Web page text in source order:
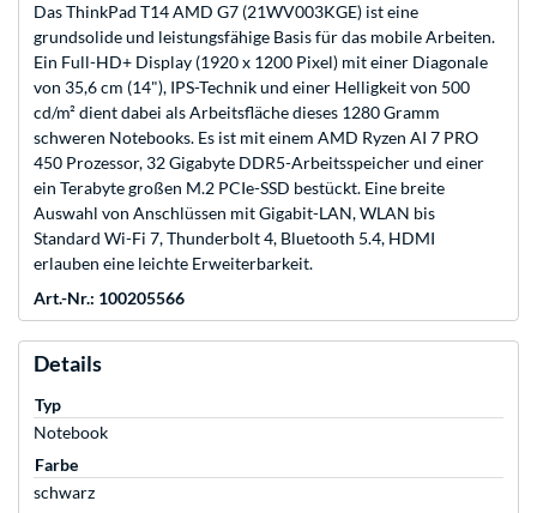
Das ThinkPad T14 AMD G7 (21WV003KGE) ist eine
grundsolide und leistungsfähige Basis für das mobile Arbeiten.
Ein Full-HD+ Display (1920 x 1200 Pixel) mit einer Diagonale
von 35,6 cm (14"), IPS-Technik und einer Helligkeit von 500
cd/m² dient dabei als Arbeitsfläche dieses 1280 Gramm
schweren Notebooks. Es ist mit einem AMD Ryzen AI 7 PRO
450 Prozessor, 32 Gigabyte DDR5-Arbeitsspeicher und einer
ein Terabyte großen M.2 PCIe-SSD bestückt. Eine breite
Auswahl von Anschlüssen mit Gigabit-LAN, WLAN bis
Standard Wi-Fi 7, Thunderbolt 4, Bluetooth 5.4, HDMI
erlauben eine leichte Erweiterbarkeit.
Art.-Nr.: 100205566
Details
Typ
Notebook
Farbe
schwarz